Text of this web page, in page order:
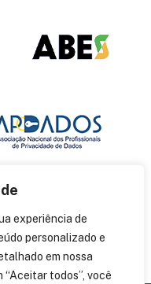
experiência de
personalizado e
em nossa
“Aceitar todos”, você